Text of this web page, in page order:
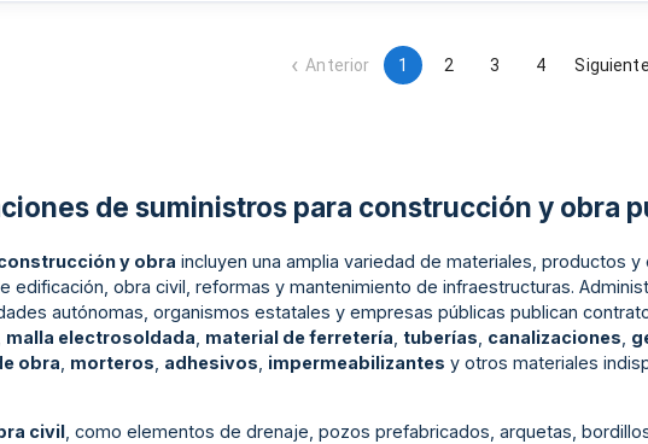
Anterior 1 2 3 4 Siguiente
de suministros para construcción y obra
y obra incluyen una amplia variedad de materiales, productos y
obra civil, reformas y mantenimiento de infraestructuras.
autónomas, organismos estatales y empresas públicas publican
malla electrosoldada material de ferretería tuberías canalizaciones
obra morteros adhesivos impermeabilizantes y otros materiales
civil , como elementos de drenaje, pozos prefabricados, arquetas,